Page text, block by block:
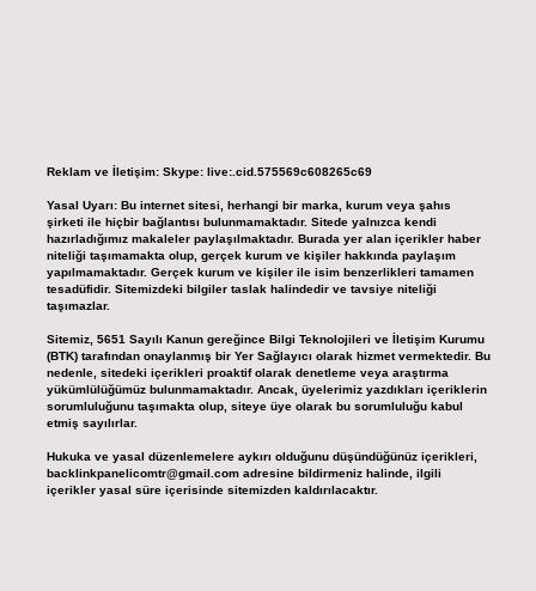
Reklam ve İletişim: Skype: live:.cid.575569c608265c69
Yasal Uyarı: Bu internet sitesi, herhangi bir marka, kurum veya şahıs
şirketi ile hiçbir bağlantısı bulunmamaktadır. Sitede yalnızca kendi
hazırladığımız makaleler paylaşılmaktadır. Burada yer alan içerikler haber
niteliği taşımamakta olup, gerçek kurum ve kişiler hakkında paylaşım
yapılmamaktadır. Gerçek kurum ve kişiler ile isim benzerlikleri tamamen
tesadüfidir. Sitemizdeki bilgiler taslak halindedir ve tavsiye niteliği
taşımazlar.
Sitemiz, 5651 Sayılı Kanun gereğince Bilgi Teknolojileri ve İletişim Kurumu
(BTK) tarafından onaylanmış bir Yer Sağlayıcı olarak hizmet vermektedir. Bu
nedenle, sitedeki içerikleri proaktif olarak denetleme veya araştırma
yükümlülüğümüz bulunmamaktadır. Ancak, üyelerimiz yazdıkları içeriklerin
sorumluluğunu taşımakta olup, siteye üye olarak bu sorumluluğu kabul
etmiş sayılırlar.
Hukuka ve yasal düzenlemelere aykırı olduğunu düşündüğünüz içerikleri,
backlinkpanelicomtr@gmail.comadresine bildirmeniz halinde, ilgili
içerikler yasal süre içerisinde sitemizden kaldırılacaktır.